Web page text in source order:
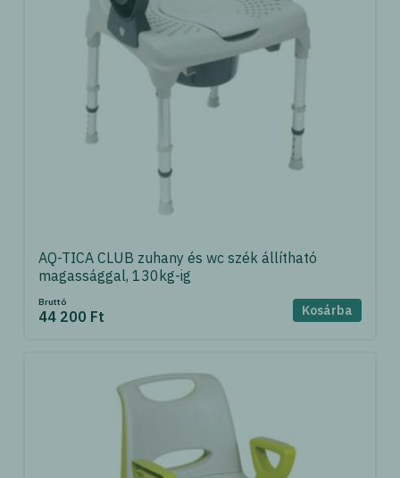
AQ-TICA CLUB zuhany és wc szék állítható
magassággal, 130kg-ig
Bruttó
44 200 Ft Kosárba